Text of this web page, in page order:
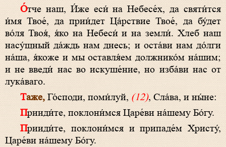
О́тче наш, И́же еси́ на Небесе́х, да святи́тся
и́мя Твое́, да прии́дет Ца́рствие Твое́, да бу́дет
во́ля Твоя́, я́ко на Небеси́ и на земли́. Хлеб наш
насу́щный да́ждь нам днесь; и оста́ви нам до́лги
на́ша, я́коже и мы оставля́ем должнико́м на́шим;
и не введи́ нас во искуше́ние, но изба́ви нас от
лука́ваго.
Таже,Го́споди, поми́луй,(12), Сла́ва, и ны́не:
Прииди́те, поклони́мся Царе́ви на́шему Бо́гу.
Прииди́те, поклони́мся и припаде́м Христу́,
Царе́ви на́шему Бо́гу.